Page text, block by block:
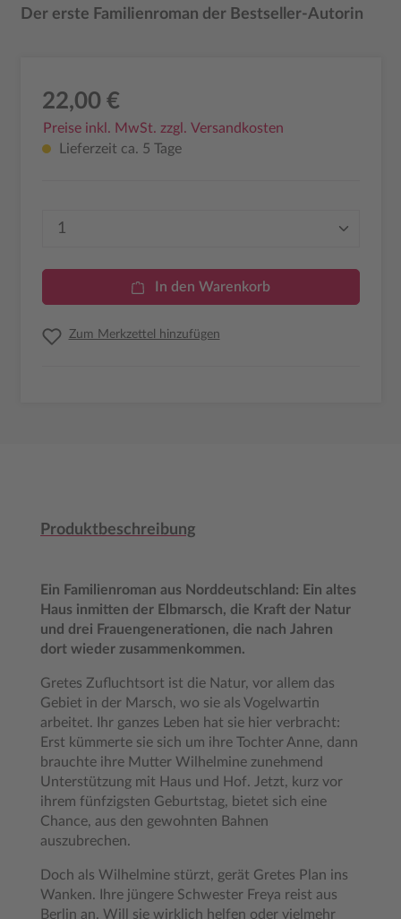
Der erste Familienroman der Bestseller-Autorin
22,00 €
Preise inkl. MwSt. zzgl. Versandkosten
Lieferzeit ca. 5 Tage
Produkt Anzahl: Gib den gewünschten
In den Warenkorb
Zum Merkzettel hinzufügen
Produktbeschreibung
Ein Familienroman aus Norddeutschland: Ein altes
Haus inmitten der Elbmarsch, die Kraft der Natur
und drei Frauengenerationen, die nach Jahren
dort wieder zusammenkommen.
Gretes Zufluchtsort ist die Natur, vor allem das
Gebiet in der Marsch, wo sie als Vogelwartin
arbeitet. Ihr ganzes Leben hat sie hier verbracht:
Erst kümmerte sie sich um ihre Tochter Anne, dann
brauchte ihre Mutter Wilhelmine zunehmend
Unterstützung mit Haus und Hof. Jetzt, kurz vor
ihrem fünfzigsten Geburtstag, bietet sich eine
Chance, aus den gewohnten Bahnen
auszubrechen.
Doch als Wilhelmine stürzt, gerät Gretes Plan ins
Wanken. Ihre jüngere Schwester Freya reist aus
Berlin an. Will sie wirklich helfen oder vielmehr